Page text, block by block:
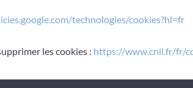
technologies/cookies?hl=fr
les cookies : https://www.cnil.fr/fr/